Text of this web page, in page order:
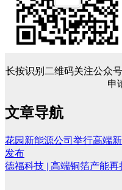
长按识别二维码关注公众
申
文章导航
花园新能源公司举行高端
发布
德福科技 | 高端铜箔产能